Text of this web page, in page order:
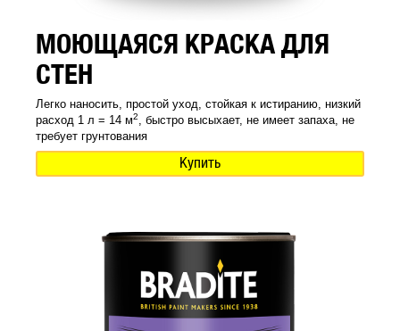
МОЮЩАЯСЯ КРАСКА ДЛЯ
СТЕН
Легко наносить, простой уход, стойкая к истиранию, низкий
расход 1 л = 14 м2
, быстро высыхает, не имеет запаха, не
требует грунтования
Купить